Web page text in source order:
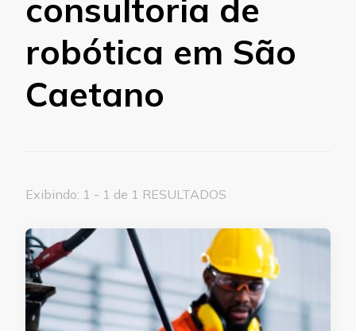
consultoria de
robótica em São
Caetano
Exibindo: 1 - 1 de 1 RESULTADOS